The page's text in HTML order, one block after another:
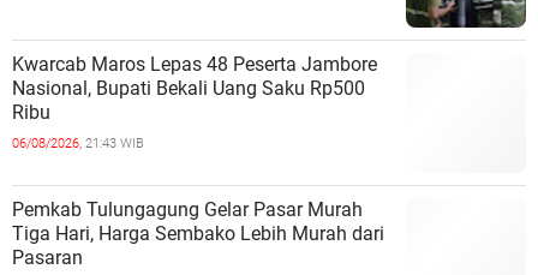
Kwarcab Maros Lepas 48 Peserta Jambore
Nasional, Bupati Bekali Uang Saku Rp500
Ribu
06/08/2026, 21:43 WIB
Pemkab Tulungagung Gelar Pasar Murah
Tiga Hari, Harga Sembako Lebih Murah dari
Pasaran